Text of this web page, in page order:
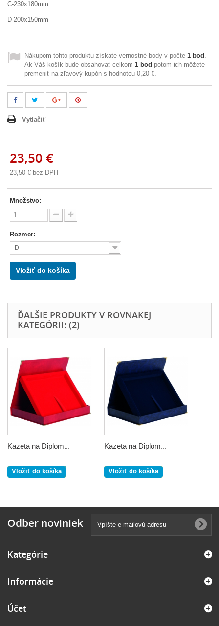
C-230x180mm
D-200x150mm
Nákupom tohto produktu získate vernostné body v počte 1 bod .
Ak Váš košík bude obsahovať celkom 1 bod potom ich môžete
premeniť na zľavový kupón s hodnotou 0,20 €.
Vytlačiť
23,50 €
23,50 € bez DPH
Množstvo:
Rozmer:
D
Vložiť do košíka
ĎALŠIE PRODUKTY V ROVNAKEJ
KATEGÓRII: (2)
Kazeta na Diplom...
Vložiť do košíka
Kazeta na Diplom...
Vložiť do košíka
Odber noviniek
Kategórie
Informácie
Účet